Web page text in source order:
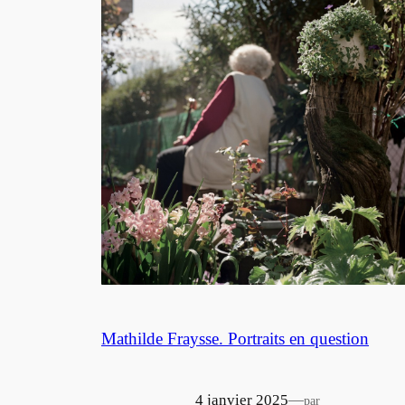
Mathilde Fraysse. Portraits en question
4 janvier 2025—par